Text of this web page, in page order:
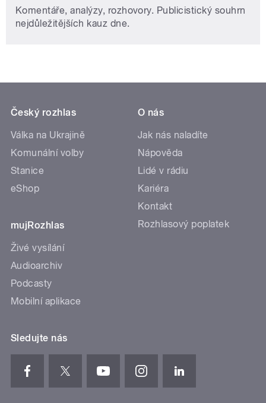
Komentáře, analýzy, rozhovory. Publicistický souhrn
nejdůležitějších kauz dne.
Český rozhlas
Válka na Ukrajině
Komunální volby
Stanice
eShop
mujRozhlas
Živé vysílání
Audioarchiv
Podcasty
Mobilní aplikace
O nás
Jak nás naladíte
Nápověda
Lidé v rádiu
Kariéra
Kontakt
Rozhlasový poplatek
Sledujte nás